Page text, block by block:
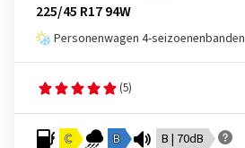
225/45 R17 94W
Personenwagen 4-seizoenenbanden
(5)
C B B | 70dB